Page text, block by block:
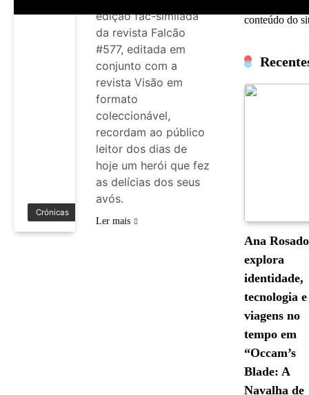
Crónicas
edição fac-similada
da revista Falcão
#577, editada em
conjunto com a
revista Visão em
formato
coleccionável,
recordam ao público
leitor dos dias de
hoje um herói que fez
as delícias dos seus
avós.
Ler mais
conteúdo do
Ana Rosado
explora
identidade,
tecnologia e
viagens no
tempo em
“Occam’s
Blade: A
Navalha de